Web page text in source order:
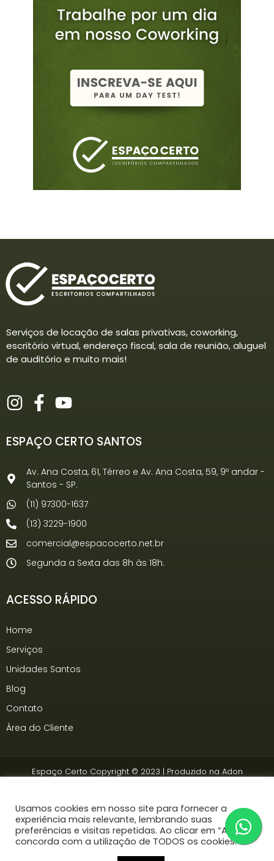
Serviços de locação de salas privativas, coworking,
escritório virtual, endereço fiscal, sala de reunião, aluguel
de auditório e muito mais!
ESPAÇO CERTO SANTOS
Av. Ana Costa, 61, Térreo e Av. Ana Costa, 59, 9º andar -
Santos - SP.
(11) 97300-1637
(13) 3229-1900
comercial@espacocerto.net.br
Segunda a Sexta das 8h às 18h.
ACESSO RÁPIDO
Home
Serviços
Unidades Santos
Blog
Contato
Área do Cliente
Espaço Certo Copyright © 2023 | Produzido na Adon
Usamos cookies em nosso site para fornecer a
experiência mais relevante, lembrando suas
preferências e visitas repetidas. Ao clicar em “Aceitar”,
concorda com a utilização de TODOS os cookies.